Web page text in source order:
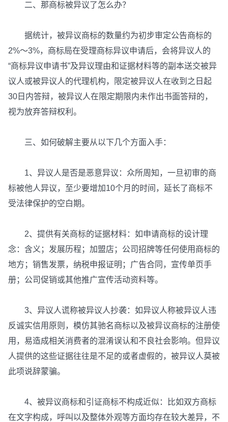
二、那商标被异议了怎么办？
据统计，被异议商标的数量约为初步审定公告商标的
2%～3%，商标局在受理商标异议申请后，会将异议人的
“商标异议申请书”及异议理由和证据材料等的副本送交被异
议人或被异议人的代理机构，限定被异议人在收到之日起
30日内答辩，被异议人在限定期限内未作出书面答辩的，
视为放弃答辩权利。
三、如何破解主要从以下几个方面入手：
1、异议人是否是恶意异议：众所周知，一旦初审的商
标被他人异议，至少要增加10个月的时间，延长了商标不
受法律保护的空白期。
2、提供有关商标的证据材料：如申请商标的设计理
念：含义；发展历程；加盟店；公司招牌等任何使用商标的
地方；销售发票，纳税申报证明；广告合同，宣传单页手
册；公司促销或其他推广宣传活动资料等。
3、异议人谎称被异议人抄袭：如异议人称被异议人违
反诚实信用原则，模仿其驰名商标以及被异议商标的注册使
用，易造成相关消费者的混淆误认和不良社会影响。但异议
人提供的这些证据往往是不足的或者虚假的，被异议人莫被
此项说辞蒙骗。
4、被异议商标和引证商标不构成近似：比如双方商标
在文字构成，呼叫以及整体外观等方面均存在较大差异，不